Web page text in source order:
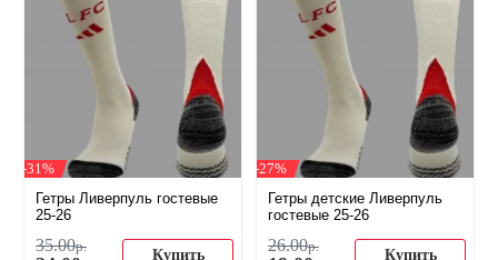
-31%
Гетры Ливерпуль гостевые
25-26
35.00р. Купить
-27%
Гетры детские Ливерпуль
гостевые 25-26
26.00р. Купить